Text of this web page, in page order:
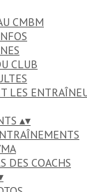
CMBM
CLUB
LES
▴▾
DES COACHS